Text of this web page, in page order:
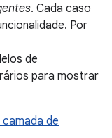
. Cada caso
Por
de
para mostrar
de